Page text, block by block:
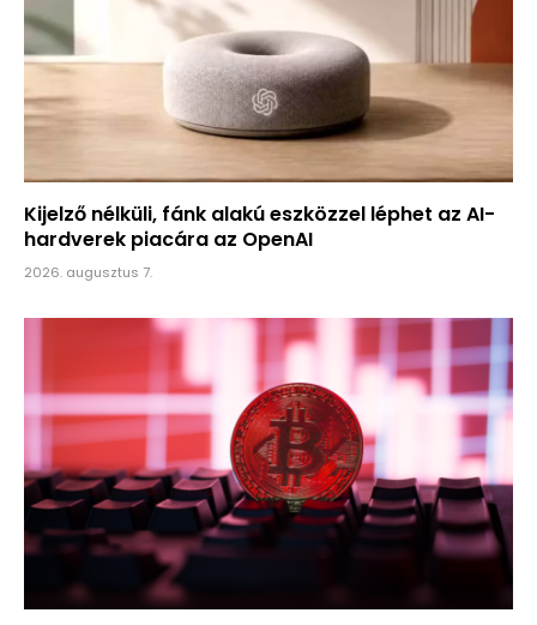
Kijelző nélküli, fánk alakú eszközzel léphet az AI-
hardverek piacára az OpenAI
2026. augusztus 7.